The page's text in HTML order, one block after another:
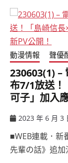
動漫情報 聲優
230603(1) –
布7/1放送！
可子」加入
2023 年 6 月 3
■WEB連載．新
先輩の話》追